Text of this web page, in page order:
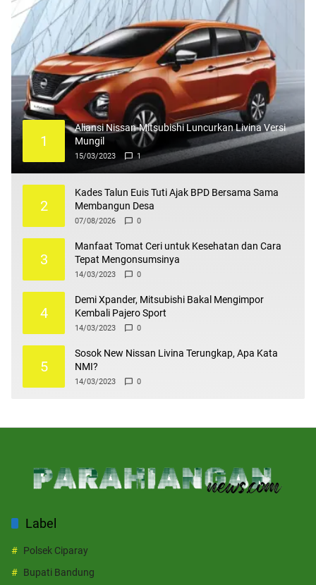
1
Aliansi Nissan-Mitsubishi Luncurkan Livina Versi
Mungil
15/03/2023 1
2
Kades Talun Euis Tuti Ajak BPD Bersama Sama
Membangun Desa
07/08/2026 0
3
Manfaat Tomat Ceri untuk Kesehatan dan Cara
Tepat Mengonsumsinya
14/03/2023 0
4
Demi Xpander, Mitsubishi Bakal Mengimpor
Kembali Pajero Sport
14/03/2023 0
5
Sosok New Nissan Livina Terungkap, Apa Kata
NMI?
14/03/2023 0
Label
Polsek Ciparay
Bupati Bandung